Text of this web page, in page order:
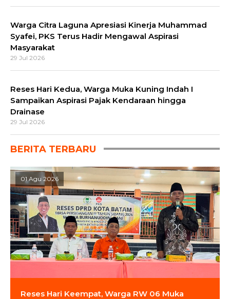
Warga Citra Laguna Apresiasi Kinerja Muhammad
Syafei, PKS Terus Hadir Mengawal Aspirasi
Masyarakat
29 Jul 2026
Reses Hari Kedua, Warga Muka Kuning Indah I
Sampaikan Aspirasi Pajak Kendaraan hingga
Drainase
29 Jul 2026
BERITA TERBARU
Reses Hari Keempat, Warga RW 06 Muka
01 Agu 2026